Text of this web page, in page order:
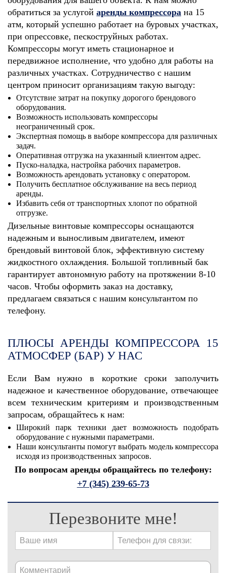
обратиться за услугой аренды компрессора на 15
атм, который успешно работает на буровых участках,
при опрессовке, пескоструйных работах.
Компрессоры могут иметь стационарное и
передвижное исполнение, что удобно для работы на
различных участках. Сотрудничество с нашим
центром приносит организациям такую выгоду:
Отсутствие затрат на покупку дорогого брендового
оборудования.
Возможность использовать компрессоры
неограниченный срок.
Экспертная помощь в выборе компрессора для различных
задач.
Оперативная отгрузка на указанный клиентом адрес.
Пуско-наладка, настройка рабочих параметров.
Возможность арендовать установку с оператором.
Получить бесплатное обслуживание на весь период
аренды.
Избавить себя от транспортных хлопот по обратной
отгрузке.
Дизельные винтовые компрессоры оснащаются
надежным и выносливым двигателем, имеют
брендовый винтовой блок, эффективную систему
жидкостного охлаждения. Большой топливный бак
гарантирует автономную работу на протяжении 8-10
часов. Чтобы оформить заказ на доставку,
предлагаем связаться с нашим консультантом по
телефону.
ПЛЮСЫ АРЕНДЫ КОМПРЕССОРА 15
АТМОСФЕР (БАР) У НАС
Если Вам нужно в короткие сроки заполучить
надежное и качественное оборудование, отвечающее
всем техническим критериям и производственным
запросам, обращайтесь к нам:
Широкий парк техники дает возможность подобрать
оборудование с нужными параметрами.
Наши консультанты помогут выбрать модель компрессора
исходя из производственных запросов.
По вопросам аренды обращайтесь по телефону:
+7 (345) 239-65-73
Перезвоните мне!